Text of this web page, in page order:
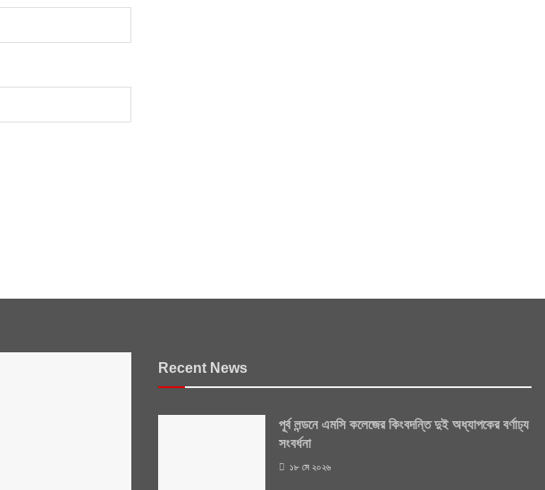
Recent News
পূর্ব লন্ডনে এমসি কলেজের কিংবদন্তি দুই অধ্যাপকের বর্ণাঢ্য
সংবর্ধনা
১৮ মে ২০২৬